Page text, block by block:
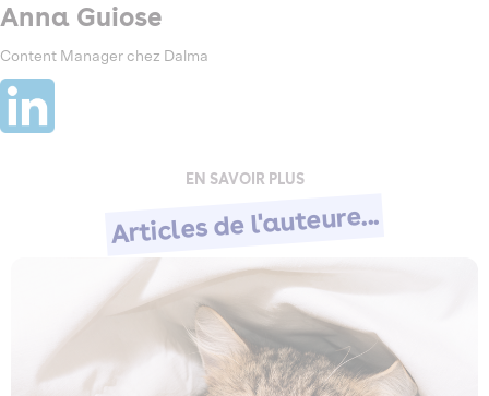
Anna Guiose
Content Manager chez Dalma
EN SAVOIR PLUS
Articles de l'auteure...